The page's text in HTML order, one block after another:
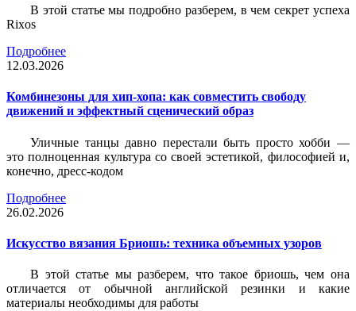
В этой статье мы подробно разберем, в чем секрет успеха
Rixos
Подробнее
12.03.2026
Комбинезоны для хип-хопа: как совместить свободу
движений и эффектный сценический образ
Уличные танцы давно перестали быть просто хобби —
это полноценная культура со своей эстетикой, философией и,
конечно, дресс-кодом
Подробнее
26.02.2026
Искусство вязания Бриошь: техника объемных узоров
В этой статье мы разберем, что такое бриошь, чем она
отличается от обычной английской резинки и какие
материалы необходимы для работы